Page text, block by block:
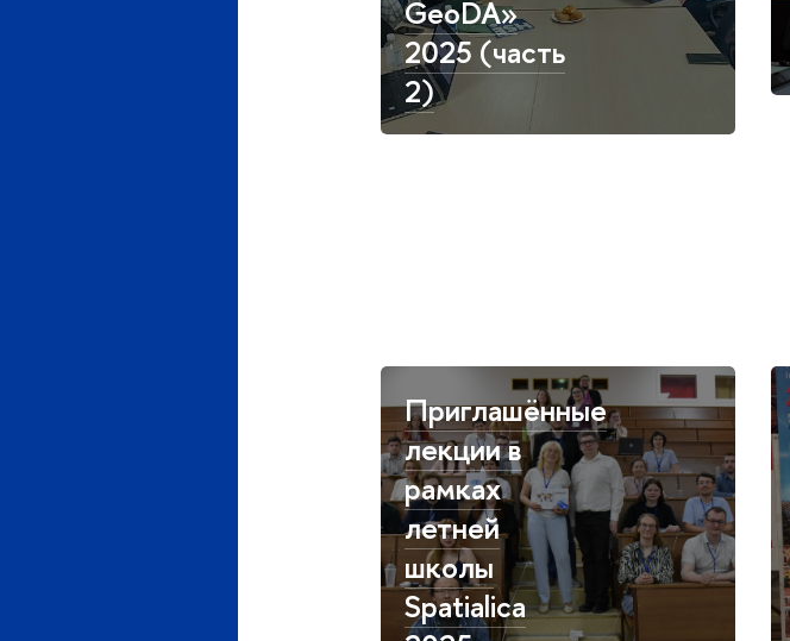
GeoDA»
2025 (часть
2)
Приглашённые
лекции в
рамках
летней
школы
Spatialica